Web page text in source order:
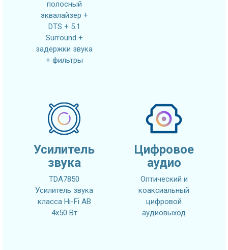
полосный
эквалайзер +
DTS + 5.1
Surround +
задержки звука
+ фильтры
Усилитель
звука
TDA7850
Усилитель звука
класса Hi-Fi AB
4x50 Вт
Цифровое
аудио
Оптический и
коаксиальный
цифровой
аудиовыход